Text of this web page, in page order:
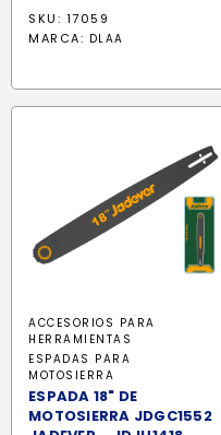
original
SKU: 17059
MARCA: DLAA
ACCESORIOS PARA
HERRAMIENTAS
ESPADAS PARA
MOTOSIERRA
ESPADA 18" DE
MOTOSIERRA JDGC1552